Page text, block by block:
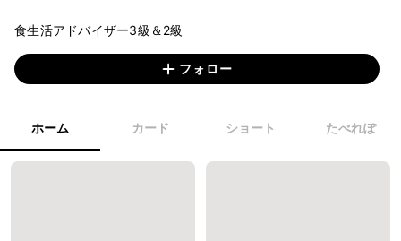
食生活アドバイザー3級＆2級
フォロー
ホーム カード ショート たべれぽ